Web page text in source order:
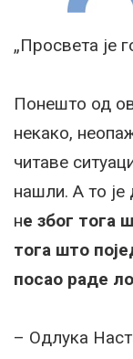
„Просвета је
Понешто од
некако,
читаве
нашли. А то је
не због тога
тога што
посао раде
– Одлука